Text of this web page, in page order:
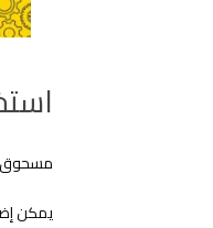
مسحوق
يمكن